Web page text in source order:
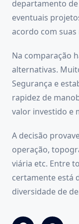
departamento
eventuais
acordo com suas
Na comparação
alternativas.
Segurança e
rapidez de
valor investido e
A decisão
operação,
viária etc. Entre
certamente está
diversidade de